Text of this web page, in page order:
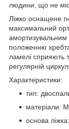
людини, що не
Ліжко оснащене
максимальний
положенню хребта
ламелі сприяють
регулярній
Характеристики:
тип:
матеріали:
основа